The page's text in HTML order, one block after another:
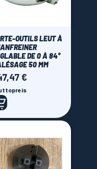
€
OUTILS LEUT À
DE 0 À 84°
50 MM
€